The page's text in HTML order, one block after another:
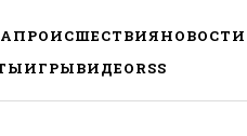
ПРОИСШЕСТВИЯ
ИГРЫВИДЕОRSS